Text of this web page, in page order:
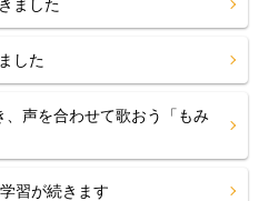
ました
した
声を合わせて歌おう「もみ
習が続きます